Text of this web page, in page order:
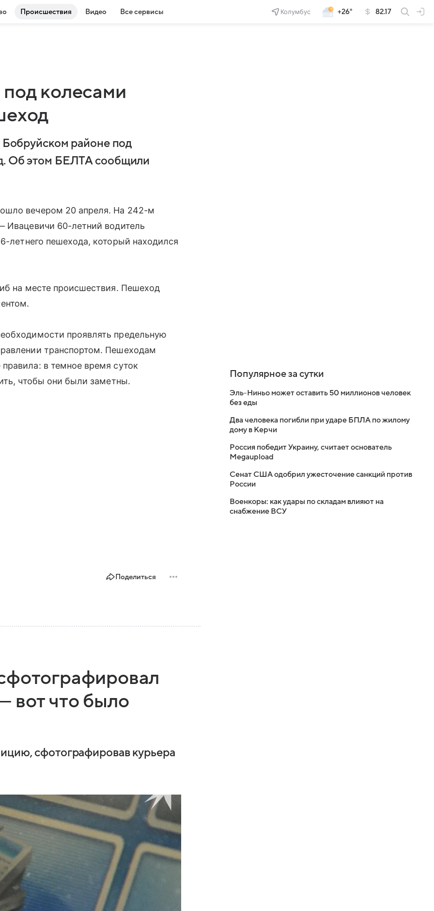
Происшествия Видео Все сервисы Колумбус +26° 82.17
колесами
районе под
Об этом БЕЛТА сообщили
вечером 20 апреля. На 242-м
60-летний водитель
летнего пешехода, который находился
на месте происшествия. Пешеход
проявлять предельную
транспортом. Пешеходам
в темное время суток
чтобы они были заметны.
Поделиться
вот что было
сфотографировав курьера
Популярное за сутки
Эль-Ниньо может оставить 50 миллионов человек
без еды
Два человека погибли при ударе БПЛА по жилому
дому в Керчи
Россия победит Украину, считает основатель
Megaupload
Сенат США одобрил ужесточение санкций против
России
Военкоры: как удары по складам влияют на
снабжение ВСУ